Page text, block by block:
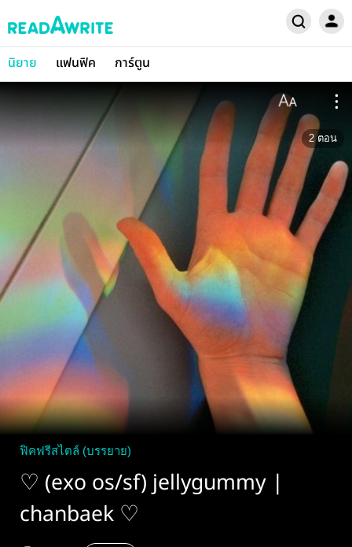
นิยาย แฟนฟิค การ์ตูน
2 ตอน
ฟิคฟรีสไตล์ (บรรยาย)
♡ (exo os/sf) jellygummy |
chanbaek ♡